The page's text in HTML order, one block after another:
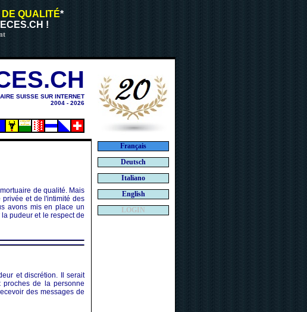
QUALITÉ*
!
SUISSE SUR INTERNET
2004 - 2026
de qualité. Mais
privée et de l'intimité des
avons mis en place un
pudeur et le respect de
et discrétion. Il serait
de la personne
des messages de
Français
Deutsch
Italiano
English
LOGIN